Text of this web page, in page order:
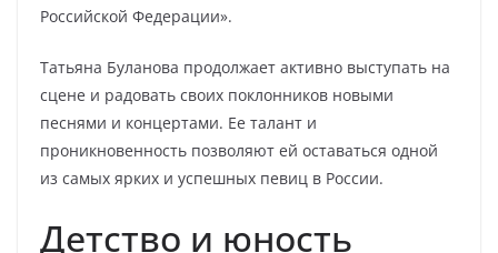
Российской Федерации».
Татьяна Буланова продолжает активно выступать на
сцене и радовать своих поклонников новыми
песнями и концертами. Ее талант и
проникновенность позволяют ей оставаться одной
из самых ярких и успешных певиц в России.
Детство и юность